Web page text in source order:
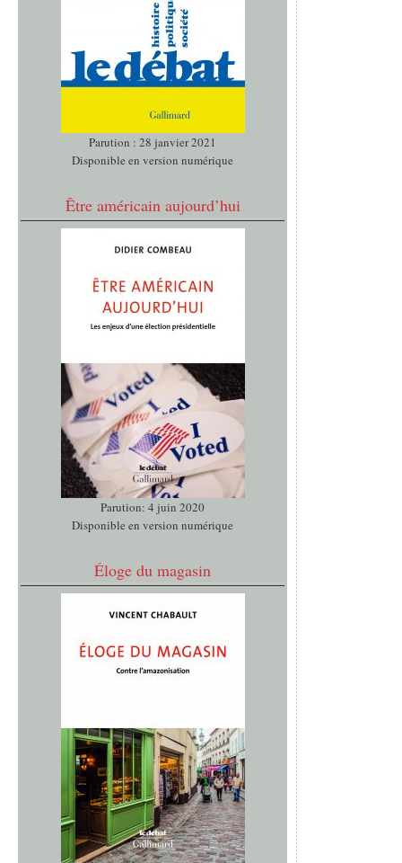
Parution : 28 janvier 2021
Disponible en version numérique
Être américain aujourd’hui
Parution: 4 juin 2020
Disponible en version numérique
Éloge du magasin